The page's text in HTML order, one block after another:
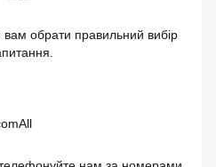
обрати правильний вибір